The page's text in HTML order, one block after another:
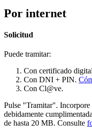
Por internet
Solicitud
Puede tramitar:
Con certificado
Con DNI + PIN.
Con Cl@ve.
Pulse "Tramitar".
debidamente
de hasta 20 MB. Consulte